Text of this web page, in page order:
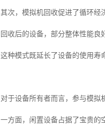
其次，模拟机回收促进了循环经
回收后的设备，部分整体性能
这种模式既延长了设备的使用寿
对于设备所有者而言，参与模拟
一方面，闲置设备占据了宝贵的